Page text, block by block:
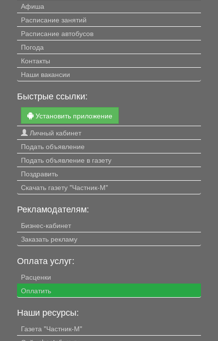
Афиша
Расписание занятий
Расписание автобусов
Погода
Контакты
Наши вакансии
Быстрые ссылки:
Установить приложение
Личный кабинет
Подать объявление
Подать объявление в газету
Поздравить
Скачать газету "Частник-М"
Рекламодателям:
Бизнес-кабинет
Заказать рекламу
Оплата услуг:
Расценки
Оплатить
Наши ресурсы:
Газета "Частник-М"